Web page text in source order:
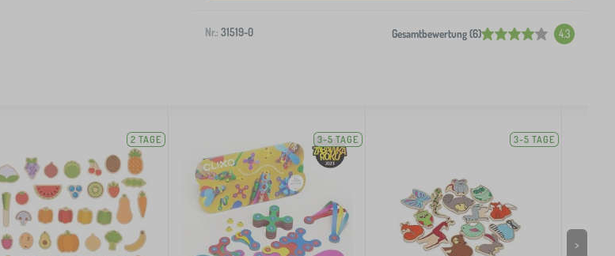
Nr.: 31519-0 Gesamtbewertung (6) 4.3
2 TAGE 3-5 TAGE 3-5 TAGE
>